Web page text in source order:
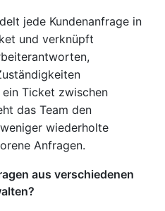
jede Kundenanfrage in
und verknüpft
Ticket zwischen
das Team den
wiederholte
Anfragen.
aus verschiedenen